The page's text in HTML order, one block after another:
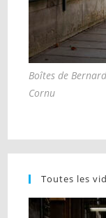
Boîtes de
Cornu
Toutes les